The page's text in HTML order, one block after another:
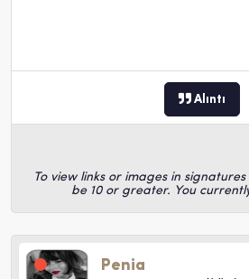
Alıntı
To view links or images in
be 10 or greater. You
Penia